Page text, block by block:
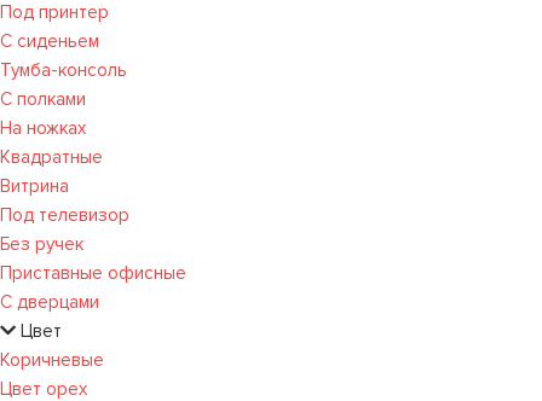
Под принтер
С сиденьем
Тумба-консоль
С полками
На ножках
Квадратные
Витрина
Под телевизор
Без ручек
Приставные офисные
С дверцами
Цвет
Коричневые
Цвет орех